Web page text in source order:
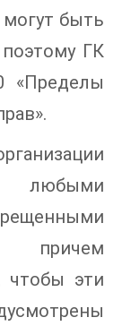
могут быть
ГК
«Пределы
любыми
причем
чтобы эти